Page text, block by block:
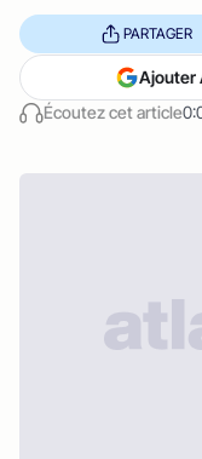
Écoutez cet article
PARTAGER
Ajouter